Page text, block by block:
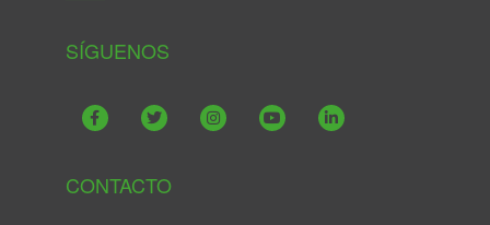
SÍGUENOS
CONTACTO